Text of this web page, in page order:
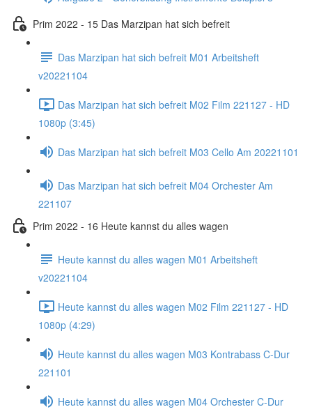
Prim 2022 - 15 Das Marzipan hat sich befreit
Das Marzipan hat sich befreit M01 Arbeitsheft
v20221104
Das Marzipan hat sich befreit M02 Film 221127 - HD
1080p (3:45)
Das Marzipan hat sich befreit M03 Cello Am 20221101
Das Marzipan hat sich befreit M04 Orchester Am
221107
Prim 2022 - 16 Heute kannst du alles wagen
Heute kannst du alles wagen M01 Arbeitsheft
v20221104
Heute kannst du alles wagen M02 Film 221127 - HD
1080p (4:29)
Heute kannst du alles wagen M03 Kontrabass C-Dur
221101
Heute kannst du alles wagen M04 Orchester C-Dur